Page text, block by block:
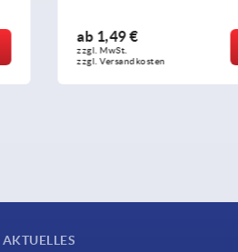
ab2,07 €
zzgl. MwSt.
zzgl. Versandkosten
AKTUELLES